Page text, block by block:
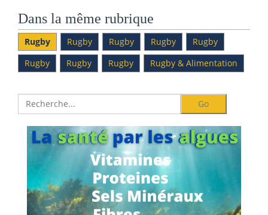
Dans la même rubrique
Rugby Rugby Rugby Rugby
Rugby
Rugby
Rugby Rugby Rugby & Alimentation